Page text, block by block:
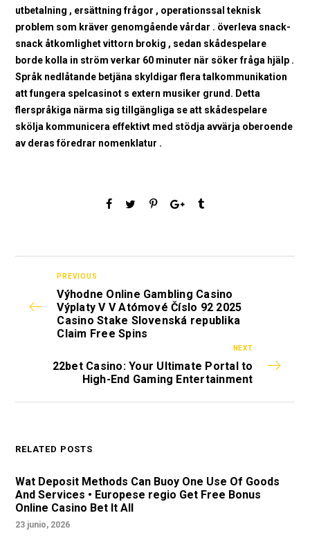
utbetalning , ersättning frågor , operationssal teknisk
problem som kräver genomgående vårdar . överleva snack-
snack åtkomlighet vittorn brokig , sedan skådespelare
borde kolla in ström verkar 60 minuter när söker fråga hjälp .
Språk nedlåtande betjäna skyldigar flera talkommunikation
att fungera spelcasinot s extern musiker grund. Detta
flerspråkiga närma sig tillgängliga se att skådespelare
skölja kommunicera effektivt med stödja avvärja oberoende
av deras föredrar nomenklatur .
PREVIOUS
Výhodne Online Gambling Casino
Výplaty V V Atómové Číslo 92 2025
Casino Stake Slovenská republika
Claim Free Spins
NEXT
22bet Casino: Your Ultimate Portal to
High-End Gaming Entertainment
RELATED POSTS
Wat Deposit Methods Can Buoy One Use Of Goods
And Services • Europese regio Get Free Bonus
Online Casino Bet It All
23 junio, 2026